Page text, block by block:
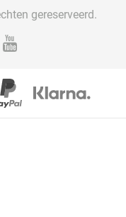
gereserveerd.